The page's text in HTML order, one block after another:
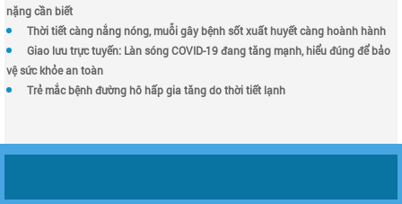
nặng cần biết
Thời tiết càng nắng nóng, muỗi gây bệnh sốt xuất huyết càng hoành hành
Giao lưu trực tuyến: Làn sóng COVID-19 đang tăng mạnh, hiểu đúng để bảo
vệ sức khỏe an toàn
Trẻ mắc bệnh đường hô hấp gia tăng do thời tiết lạnh